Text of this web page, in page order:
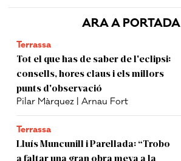
ARA A PORTADA
Terrassa
Tot el que has de saber de l'eclipsi:
consells, hores claus i els millors
punts d'observació
Pilar Màrquez | Arnau Fort
Terrassa
Lluís Muncunill i Parellada: “Trobo
a faltar una gran obra meva a la